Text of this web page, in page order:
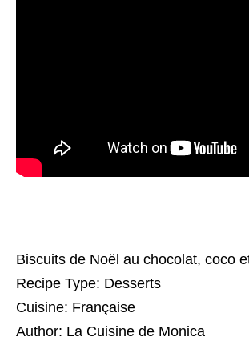
Biscuits de Noël au chocolat, coco
Recipe Type: Desserts
Cuisine: Française
Author: La Cuisine de Monica